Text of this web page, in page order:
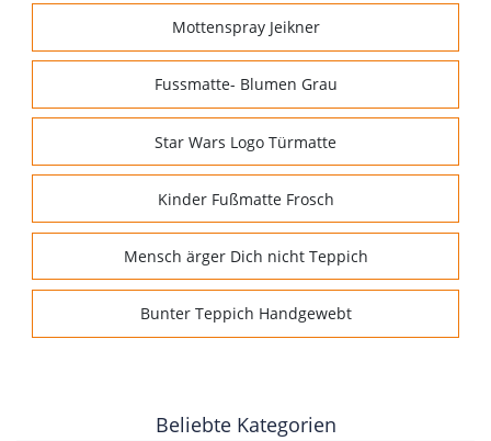
Mottenspray Jeikner
Fussmatte- Blumen Grau
Star Wars Logo Türmatte
Kinder Fußmatte Frosch
Mensch ärger Dich nicht Teppich
Bunter Teppich Handgewebt
Beliebte Kategorien